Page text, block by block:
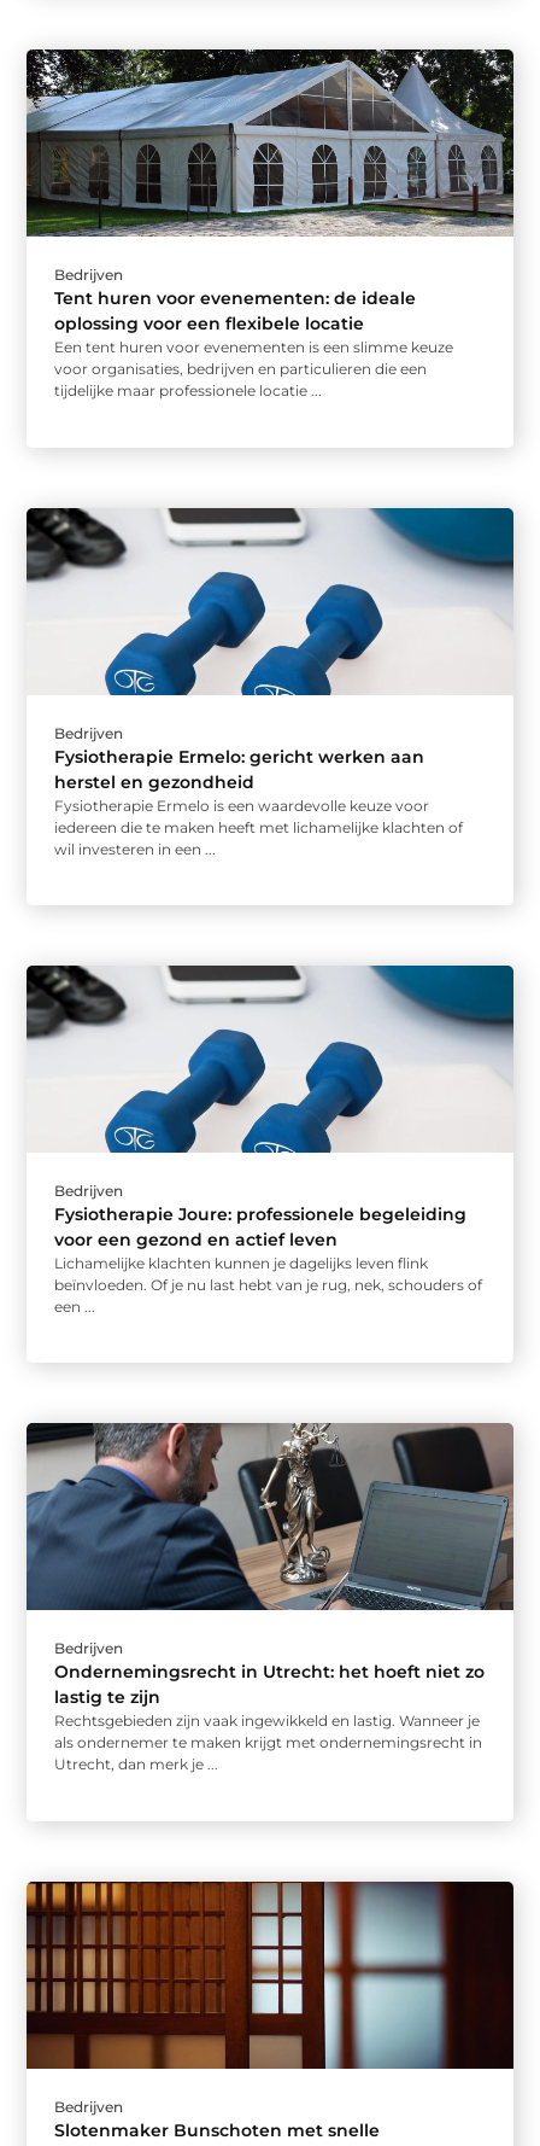
Bedrijven
Tent huren voor evenementen: de ideale
oplossing voor een flexibele locatie
Een tent huren voor evenementen is een slimme keuze
voor organisaties, bedrijven en particulieren die een
tijdelijke maar professionele locatie ...
Bedrijven
Fysiotherapie Ermelo: gericht werken aan
herstel en gezondheid
Fysiotherapie Ermelo is een waardevolle keuze voor
iedereen die te maken heeft met lichamelijke klachten of
wil investeren in een ...
Bedrijven
Fysiotherapie Joure: professionele begeleiding
voor een gezond en actief leven
Lichamelijke klachten kunnen je dagelijks leven flink
beïnvloeden. Of je nu last hebt van je rug, nek, schouders of
een ...
Bedrijven
Ondernemingsrecht in Utrecht: het hoeft niet zo
lastig te zijn
Rechtsgebieden zijn vaak ingewikkeld en lastig. Wanneer je
als ondernemer te maken krijgt met ondernemingsrecht in
Utrecht, dan merk je ...
Bedrijven
Slotenmaker Bunschoten met snelle